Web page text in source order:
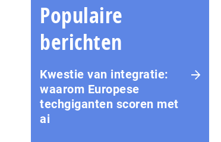
Populaire
berichten
Kwestie van integratie:
waarom Europese
techgiganten scoren met
ai